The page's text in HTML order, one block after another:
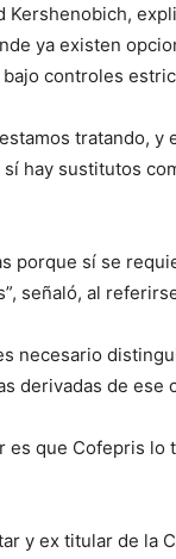
Kershenobich,
ya existen
controles
tratando,
hay sustitutos
porque sí se
señaló, al
necesario
derivadas de ese
es que Cofepris
y ex titular de la